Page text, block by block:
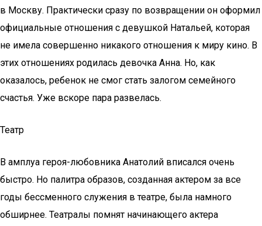
в Москву. Практически сразу по возвращении он оформил
официальные отношения с девушкой Натальей, которая
не имела совершенно никакого отношения к миру кино. В
этих отношениях родилась девочка Анна. Но, как
оказалось, ребенок не смог стать залогом семейного
счастья. Уже вскоре пара развелась.
Театр
В амплуа героя-любовника Анатолий вписался очень
быстро. Но палитра образов, созданная актером за все
годы бессменного служения в театре, была намного
обширнее. Театралы помнят начинающего актера